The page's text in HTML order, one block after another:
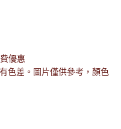
優惠
色差。圖片僅供參考，顏色